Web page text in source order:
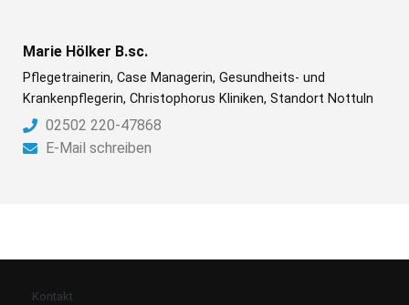
Marie Hölker B.sc.
Pflegetrainerin, Case Managerin, Gesundheits- und
Krankenpflegerin, Christophorus Kliniken, Standort Nottuln
02502 220-47868
E-Mail schreiben
Kontakt